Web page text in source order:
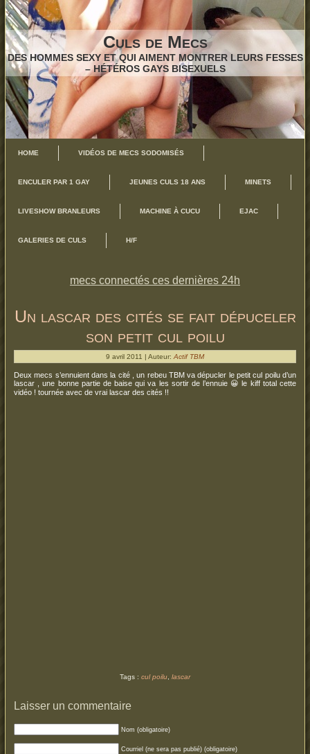
Culs de Mecs
DES HOMMES SEXY ET QUI AIMENT MONTRER LEURS FESSES
– HÉTÉROS GAYS BISEXUELS
HOME VIDÉOS DE MECS SODOMISÉS
ENCULER PAR 1 GAY JEUNES CULS 18 ANS MINETS
LIVESHOW BRANLEURS MACHINE À CUCU EJAC
GALERIES DE CULS H/F
mecs connectés ces dernières 24h
Un lascar des cités se fait dépuceler
son petit cul poilu
9 avril 2011 | Auteur: Actif TBM
Deux mecs s’ennuient dans la cité , un rebeu TBM va dépucler le petit cul poilu d’un
lascar , une bonne partie de baise qui va les sortir de l’ennuie 😀 le kiff total cette
vidéo ! tournée avec de vrai lascar des cités !!
Tags : cul poilu lascar
Laisser un commentaire
Nom (obligatoire)
Courriel (ne sera pas publié) (obligatoire)